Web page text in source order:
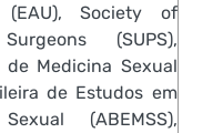
(EAU), Society of
(SUPS),
Medicina Sexual
de Estudos em
(ABEMSS),